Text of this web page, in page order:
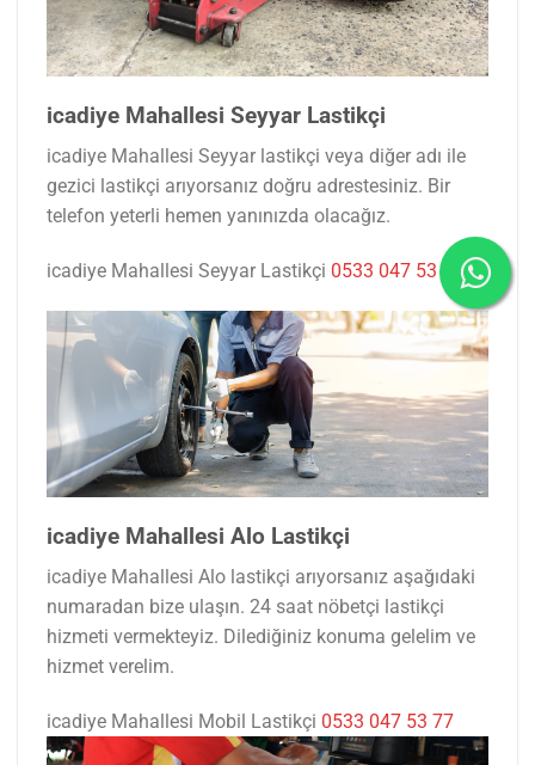
icadiye Mahallesi Seyyar Lastikçi
icadiye Mahallesi Seyyar lastikçi veya diğer adı ile
gezici lastikçi arıyorsanız doğru adrestesiniz. Bir
telefon yeterli hemen yanınızda olacağız.
icadiye Mahallesi Seyyar Lastikçi 0533 047 53 77
icadiye Mahallesi Alo Lastikçi
icadiye Mahallesi Alo lastikçi arıyorsanız aşağıdaki
numaradan bize ulaşın. 24 saat nöbetçi lastikçi
hizmeti vermekteyiz. Dilediğiniz konuma gelelim ve
hizmet verelim.
icadiye Mahallesi Mobil Lastikçi 0533 047 53 77